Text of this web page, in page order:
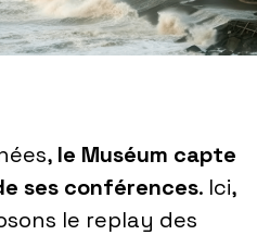
le Muséum capte
ses conférences. Ici,
le replay des